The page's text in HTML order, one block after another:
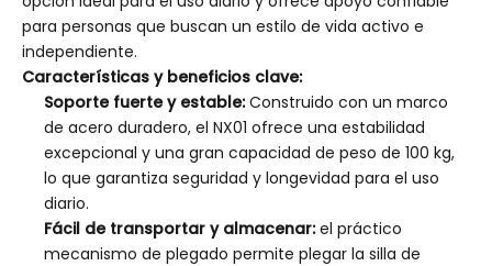
para personas que buscan un estilo de vida activo e
independiente.
Características y beneficios clave:
Soporte fuerte y estable:Construido con un marco
de acero duradero, el NX01 ofrece una estabilidad
excepcional y una gran capacidad de peso de 100 kg,
lo que garantiza seguridad y longevidad para el uso
diario.
Fácil de transportar y almacenar:el práctico
mecanismo de plegado permite plegar la silla de